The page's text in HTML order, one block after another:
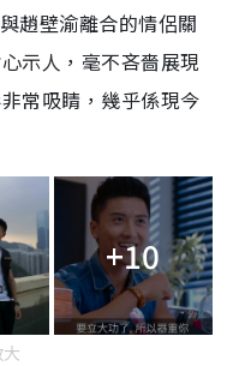
趙壁渝離合的情侶關
示人，毫不吝嗇展現
常吸睛，幾乎係現今
+10